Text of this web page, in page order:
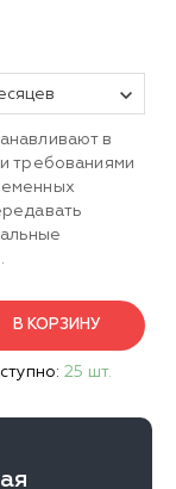
в
требованиями
В КОРЗИНУ
25 шт.